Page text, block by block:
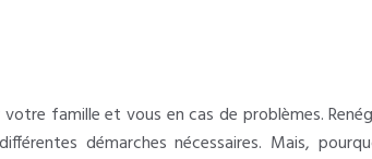
famille et vous en cas de problèmes.
démarches nécessaires. Mais,